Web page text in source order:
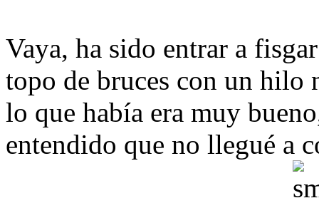
Vaya, ha sido entrar a
topo de bruces con un hilo
lo que había era muy
entendido que no llegué a